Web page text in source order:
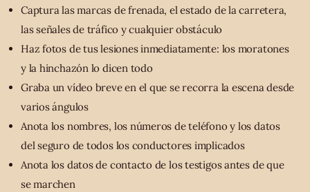
Captura las marcas de frenada, el estado de la carretera,
las señales de tráfico y cualquier obstáculo
Haz fotos de tus lesiones inmediatamente: los moratones
y la hinchazón lo dicen todo
Graba un vídeo breve en el que se recorra la escena desde
varios ángulos
Anota los nombres, los números de teléfono y los datos
del seguro de todos los conductores implicados
Anota los datos de contacto de los testigos antes de que
se marchen